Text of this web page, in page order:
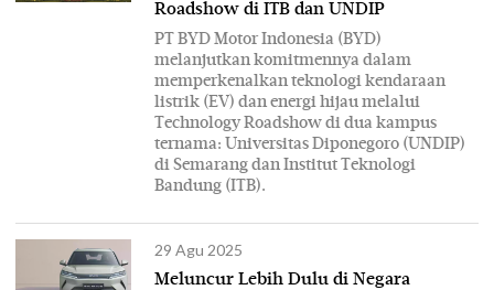
Roadshow di ITB dan UNDIP
PT BYD Motor Indonesia (BYD)
melanjutkan komitmennya dalam
memperkenalkan teknologi kendaraan
listrik (EV) dan energi hijau melalui
Technology Roadshow di dua kampus
ternama: Universitas Diponegoro (UNDIP)
di Semarang dan Institut Teknologi
Bandung (ITB).
29 Agu 2025
Meluncur Lebih Dulu di Negara